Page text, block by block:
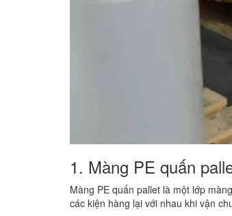
1. Màng PE quấn
Màng PE quấn pallet là một lớp
các kiện hàng lại với nhau khi vận